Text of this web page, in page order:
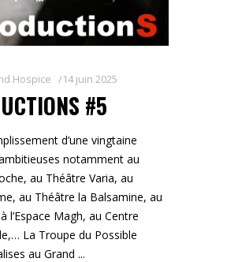
Hospice 14 juin 2025
#5
d’une vingtaine
notamment au
au Théâtre Varia, au
au Théâtre la Balsamine, au
l’Espace Magh, au Centre
La Troupe du Possible
au Grand